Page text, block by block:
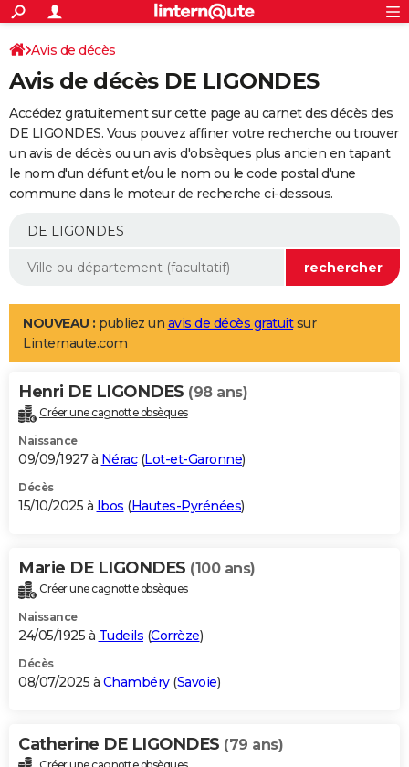
ACTUALITÉS
Politique
Société
Faits Divers
Education
Monde
Villes
+
SPORT
Coupe du monde 2026
Football
Tennis
Cyclisme
Rugby
Forum
Programme TV
TNT
Streaming
Cinéma
Sorties cinéma
Musique
+
FINANCE
Impôts
Immobilier
Risques naturels par ville
Banque
Assurance
Crédit
AUTO
Essais
Réserver un essai
Citadines
Berlines
SUV
Forum auto
+
Mobiles
Meilleur smartphone
Internet
Ordinateurs
Jeux vidéo
Guide high-tech
Aménagement intérieur
LIFESTYLE
Art de vivre
Bien-être
Loisirs
Mode
Modes de vie
Alimentation
Guide de la santé
Maladies
Médicaments
Sommeil
VOYAGE
Destinations
City break
Voyage nature
Voyage de noces
Forum
Climat
+PHOTO
GUIDES D'ACHAT
BONS PLANS
Carte de Noël
Carte Bonne année
Carte Saint-Valentin
Carte Pâques
Carte d'anniversaire
DICTIONNAIRE
Dictionnaire
Biographies
Citations
Expressions
Proverbes
PROGRAMME TV
S'inscrire
Se connecter
Lycées
Collèges
Primaires
Universités
Entreprises
Service militaire
Avis de recherche
AVIS DE DÉCÈS
Bricolage
Lifestyle
Culture
Sport
Auto
Television
Voyage
Cinema
Avis de décès
Avis de décès DE LIGONDES
Accédez gratuitement sur cette page au carnet des décès des
DE LIGONDES. Vous pouvez affiner votre recherche ou trouver
un avis de décès ou un avis d'obsèques plus ancien en tapant
le nom d'un défunt et/ou le nom ou le code postal d'une
commune dans le moteur de recherche ci-dessous.
NOUVEAU : publiez un avis de décès gratuitsur
Linternaute.com
Henri DE LIGONDES (98 ans)
Créer une cagnotte obsèques
Naissance
09/09/1927 à Nérac(Lot-et-Garonne)
Décès
15/10/2025 à Ibos (Hautes-Pyrénées)
Marie DE LIGONDES (100 ans)
Créer une cagnotte obsèques
Naissance
24/05/1925 à Tudeils (Corrèze)
Décès
08/07/2025 à Chambéry(Savoie)
Catherine DE LIGONDES (79 ans)